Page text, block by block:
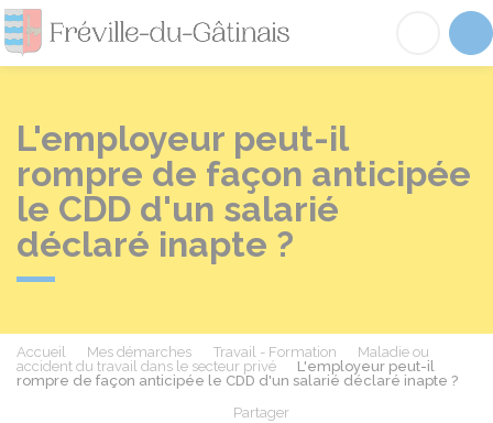
Fréville-du-
L'employeur peut-il
rompre de façon anticipée
le CDD d'un salarié
déclaré inapte ?
Accueil Mes démarches Travail - Formation
Maladie ou
accident du travail dans le secteur privé
L'employeur peut-il
rompre de façon anticipée le CDD d'un salarié déclaré inapte ?
Partager